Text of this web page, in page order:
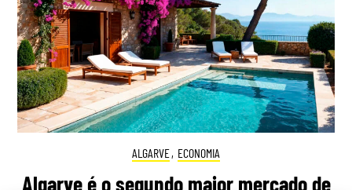
ALGARVE, ECONOMIA
Algarve é o segundo maior mercado de